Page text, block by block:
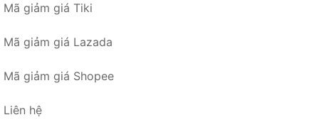
Mã giảm giá Tiki
Mã giảm giá Lazada
Mã giảm giá Shopee
Liên hệ